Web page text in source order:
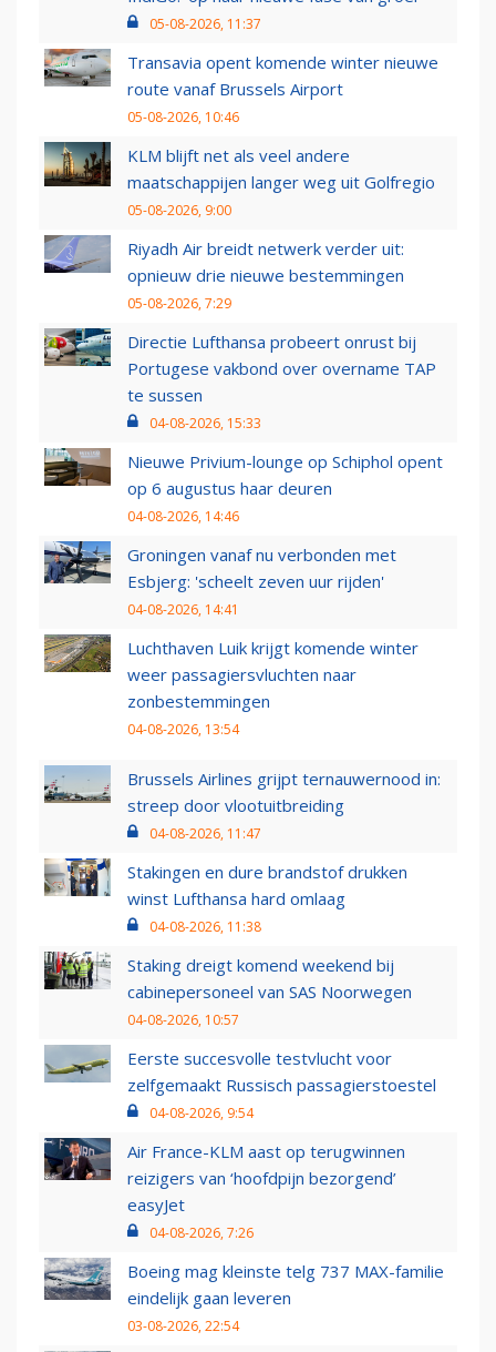
05-08-2026, 11:37
Transavia opent komende winter nieuwe
route vanaf Brussels Airport
05-08-2026, 10:46
KLM blijft net als veel andere
maatschappijen langer weg uit Golfregio
05-08-2026, 9:00
Riyadh Air breidt netwerk verder uit:
opnieuw drie nieuwe bestemmingen
05-08-2026, 7:29
Directie Lufthansa probeert onrust bij
Portugese vakbond over overname TAP
te sussen
04-08-2026, 15:33
Nieuwe Privium-lounge op Schiphol opent
op 6 augustus haar deuren
04-08-2026, 14:46
Groningen vanaf nu verbonden met
Esbjerg: 'scheelt zeven uur rijden'
04-08-2026, 14:41
Luchthaven Luik krijgt komende winter
weer passagiersvluchten naar
zonbestemmingen
04-08-2026, 13:54
Brussels Airlines grijpt ternauwernood in:
streep door vlootuitbreiding
04-08-2026, 11:47
Stakingen en dure brandstof drukken
winst Lufthansa hard omlaag
04-08-2026, 11:38
Staking dreigt komend weekend bij
cabinepersoneel van SAS Noorwegen
04-08-2026, 10:57
Eerste succesvolle testvlucht voor
zelfgemaakt Russisch passagierstoestel
04-08-2026, 9:54
Air France-KLM aast op terugwinnen
reizigers van ‘hoofdpijn bezorgend’
easyJet
04-08-2026, 7:26
Boeing mag kleinste telg 737 MAX-familie
eindelijk gaan leveren
03-08-2026, 22:54